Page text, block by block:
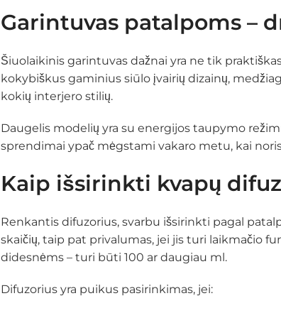
Garintuvas patalpoms –
Šiuolaikinis garintuvas dažnai yra ne tik
kokybiškus gaminius siūlo įvairių dizainų,
kokių interjero stilių.
Daugelis modelių yra su energijos taupymo
sprendimai ypač mėgstami vakaro metu, kai
Kaip išsirinkti kvapų
Renkantis difuzorius, svarbu išsirinkti pagal
skaičių, taip pat privalumas, jei jis turi laikmačio
didesnėms – turi būti 100 ar daugiau ml.
Difuzorius yra puikus pasirinkimas, jei: